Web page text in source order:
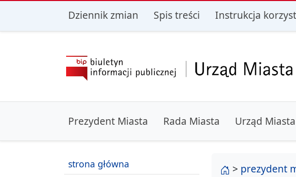
przejdź do głównego menu przejdź do treści
Dziennik zmian Spis treści Instrukcja
Prezydent Miasta Rada Miasta Urząd Miasta
strona główna
strona główna
> prezydent